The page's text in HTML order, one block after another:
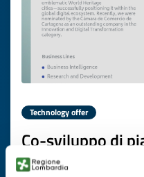
Technology offer
Co-sviluppo di
AI-based con